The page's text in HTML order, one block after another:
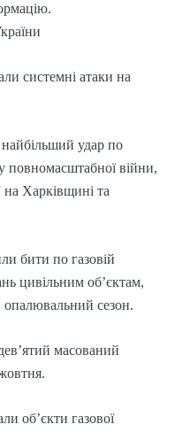
системні атаки на
удар по
повномасштабної війни,
Харківщині та
бити по газовій
цивільним об’єктам,
опалювальний сезон.
масований
об’єкти газової